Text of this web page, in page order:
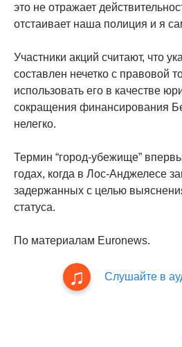
это не отражает
отстаивает наша полиция и я
Участники акций считают, что
составлен нечетко с правовой
использовать его в качестве
сокращения финансирования
нелегко.
Термин “город-убежище”
годах, когда в Лос-Анджелесе
задержанных с целью
статуса.
По материалам Euronews.
Слушайте в